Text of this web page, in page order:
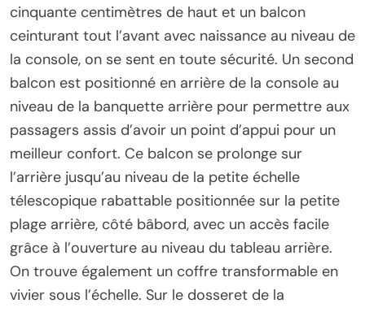
cinquante centimètres de haut et un balcon
ceinturant tout l’avant avec naissance au niveau de
la console, on se sent en toute sécurité. Un second
balcon est positionné en arrière de la console au
niveau de la banquette arrière pour permettre aux
passagers assis d’avoir un point d’appui pour un
meilleur confort. Ce balcon se prolonge sur
l’arrière jusqu’au niveau de la petite échelle
télescopique rabattable positionnée sur la petite
plage arrière, côté bâbord, avec un accès facile
grâce à l’ouverture au niveau du tableau arrière.
On trouve également un coffre transformable en
vivier sous l’échelle. Sur le dosseret de la